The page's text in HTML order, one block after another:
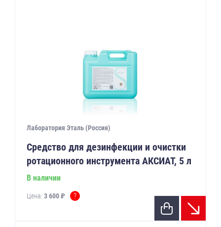
Лаборатория Эталь (Россия)
Средство для дезинфекции и очистки
ротационного инструмента АКСИАТ, 5 л
В наличии
Цена: 3 600 ₽ ?